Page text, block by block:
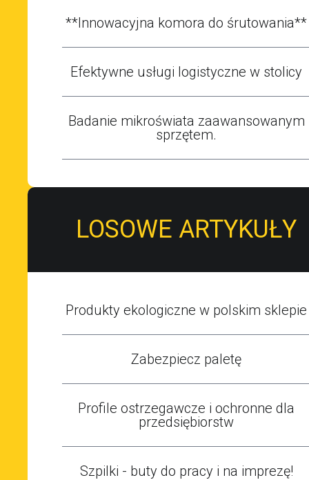
**Innowacyjna komora do śrutowania**
Efektywne usługi logistyczne w stolicy
Badanie mikroświata zaawansowanym
sprzętem.
LOSOWE ARTYKUŁY
Produkty ekologiczne w polskim sklepie
Zabezpiecz paletę
Profile ostrzegawcze i ochronne dla
przedsiębiorstw
Szpilki - buty do pracy i na imprezę!